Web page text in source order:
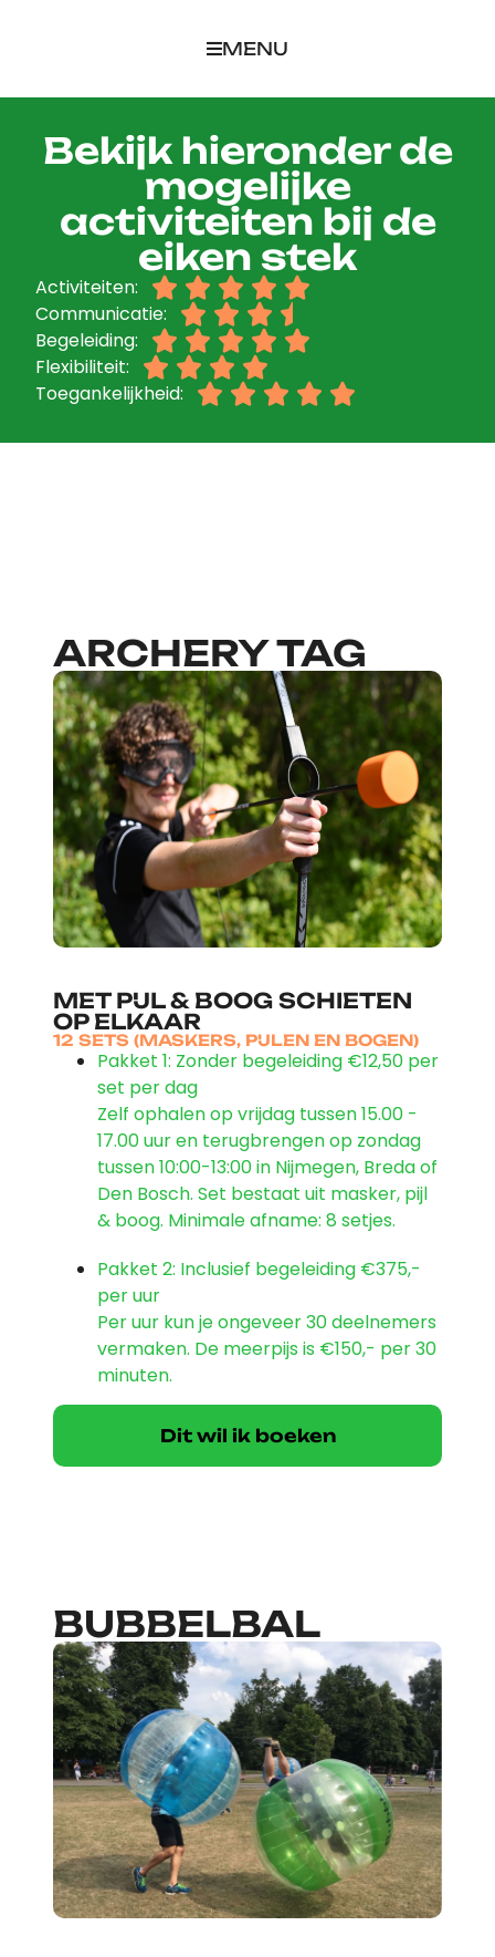
MENU
Bekijk hieronder de
mogelijke
activiteiten bij de
eiken stek
Activiteiten:     
Communicatie:    
Begeleiding:     
Flexibiliteit:    
Toegankelijkheid:     
ARCHERY TAG
MET PIJL & BOOG SCHIETEN
OP ELKAAR
12 SETS (MASKERS, PIJLEN EN BOGEN)
Pakket 1: Zonder begeleiding €12,50 per
set per dag
Zelf ophalen op vrijdag tussen 15.00 -
17.00 uur en terugbrengen op zondag
tussen 10:00-13:00 in Nijmegen, Breda of
Den Bosch. Set bestaat uit masker, pijl
& boog. Minimale afname: 8 setjes.
Pakket 2: Inclusief begeleiding €375,-
per uur
Per uur kun je ongeveer 30 deelnemers
vermaken. De meerpijs is €150,- per 30
minuten.
Dit wil ik boeken
BUBBELBAL